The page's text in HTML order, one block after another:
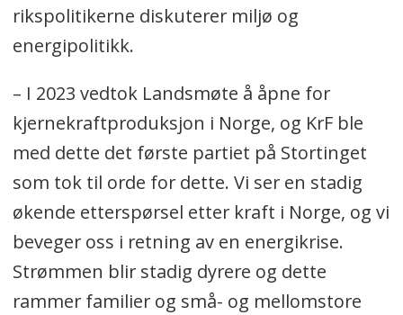
rikspolitikerne diskuterer miljø og
energipolitikk.
– I 2023 vedtok Landsmøte å åpne for
kjernekraftproduksjon i Norge, og KrF ble
med dette det første partiet på Stortinget
som tok til orde for dette. Vi ser en stadig
økende etterspørsel etter kraft i Norge, og vi
beveger oss i retning av en energikrise.
Strømmen blir stadig dyrere og dette
rammer familier og små- og mellomstore